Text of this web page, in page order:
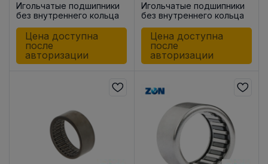
Игольчатые подшипники
без внутреннего кольца
HK0810
Цена доступна
после
авторизации
Игольчатые подшипники
без внутреннего кольца
HK0910
Цена доступна
после
авторизации